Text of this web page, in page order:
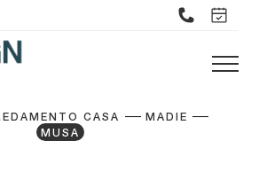
CASA
MADIE
MUSA